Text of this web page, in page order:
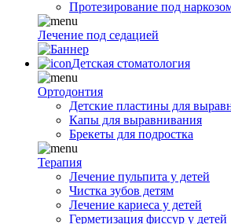
Протезирование под
Лечение под седацией
Детская стоматология
Ортодонтия
Детские пластины для
Капы для выравнивания
Брекеты для подростка
Терапия
Лечение пульпита у детей
Чистка зубов детям
Лечение кариеса у детей
Герметизация фиссур у детей